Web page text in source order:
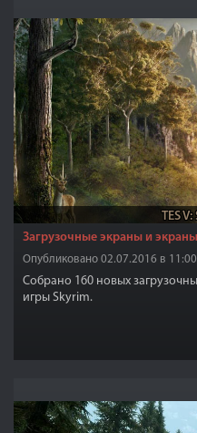
TES
Загрузочные экраны и
Опубликовано 02.07.2016 в
Собрано 160 новых
игры Skyrim.